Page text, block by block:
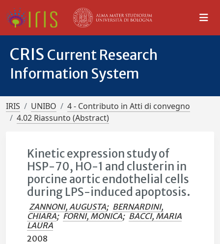
CRIS Current Research
Information System
IRIS UNIBO
4 - Contributo in Atti di convegno
4.02 Riassunto (Abstract)
Kinetic expression study of
HSP-70, HO-1 and clusterin in
porcine aortic endothelial cells
during LPS-induced apoptosis.
ZANNONI, AUGUSTA; BERNARDINI,
CHIARA; FORNI, MONICA; BACCI, MARIA
LAURA
2008